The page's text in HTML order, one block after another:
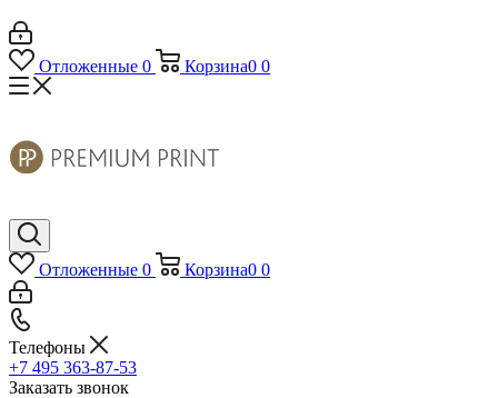
Отложенные 0 Корзина0 0
Отложенные 0 Корзина0 0
Телефоны
+7 495 363-87-53
Заказать звонок